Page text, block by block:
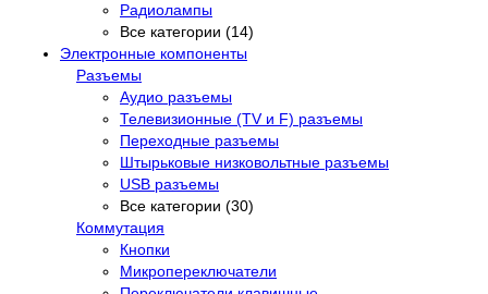
Радиолампы
Все категории (14)
Электронные компоненты
Разъемы
Аудио разъемы
Телевизионные (TV и F) разъемы
Переходные разъемы
Штырьковые низковольтные разъемы
USB разъемы
Все категории (30)
Коммутация
Кнопки
Микропереключатели